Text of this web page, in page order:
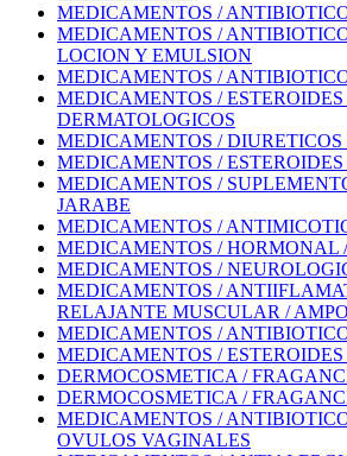
MEDICAMENTOS /
MEDICAMENTOS /
LOCION Y EMULSION
MEDICAMENTOS /
MEDICAMENTOS / ESTEROIDES
DERMATOLOGICOS
MEDICAMENTOS / DIURETICOS
MEDICAMENTOS /
MEDICAMENTOS /
JARABE
MEDICAMENTOS /
MEDICAMENTOS / HORMONAL
MEDICAMENTOS /
MEDICAMENTOS /
RELAJANTE MUSCULAR /
MEDICAMENTOS /
MEDICAMENTOS /
DERMOCOSMETICA /
DERMOCOSMETICA /
MEDICAMENTOS /
OVULOS VAGINALES